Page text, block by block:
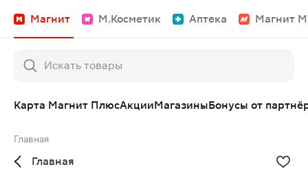
Магнит М.Косметик Аптека Магнит
Карта Магнит ПлюсАкцииМагазиныБонусы от
Главная
Главная